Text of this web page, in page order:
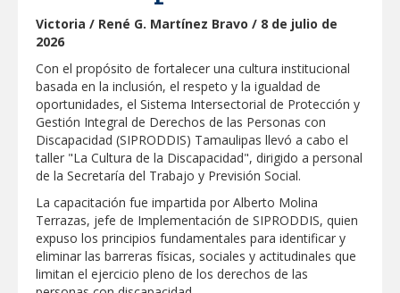
social municipal para los reynosenses
Supervisa rector Dámaso Anaya nueva
sede para la Facultad de Arquitectura de
la UAT en Ciudad Victoria
Agiliza el ITAVU procesos de
escrituración para brindar certeza
patrimonial a más familias de
Tamaulipas
GOBIERNO MUNICIPAL EXHORTA A
PREVENIR ENFERMEDADES DURANTE
LA TEMPORADA DE CALOR
Intensificó Municipio programa de
bacheo en cuatro colonias de Reynosa
Respalda la SET acuerdos de la
Victoria / René G. Martínez Bravo / 8 de julio de
2026
Con el propósito de fortalecer una cultura institucional
basada en la inclusión, el respeto y la igualdad de
oportunidades, el Sistema Intersectorial de Protección y
Gestión Integral de Derechos de las Personas con
Discapacidad (SIPRODDIS) Tamaulipas llevó a cabo el
taller "La Cultura de la Discapacidad", dirigido a personal
de la Secretaría del Trabajo y Previsión Social.
La capacitación fue impartida por Alberto Molina
Terrazas, jefe de Implementación de SIPRODDIS, quien
expuso los principios fundamentales para identificar y
eliminar las barreras físicas, sociales y actitudinales que
limitan el ejercicio pleno de los derechos de las